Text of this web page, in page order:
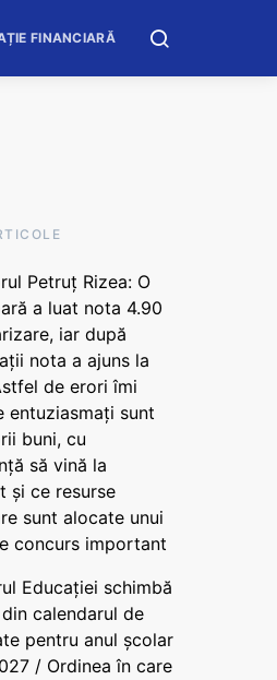
FINANCIARĂ
Petruț Rizea: O
a luat nota 4.90
iar după
nota a ajuns la
de erori îmi
entuziasmați sunt
buni, cu
să vină la
și ce resurse
sunt alocate unui
concurs important
Educației schimbă
calendarul de
pentru anul școlar
/ Ordinea în care